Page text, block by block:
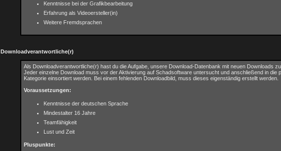
Kenntnisse bei der Grafikbearbeitung
Erfahrung als Videoersteller(in)
Weitere Fremdsprachen
Downloadverantwortliche(r)
Als Downloadverantwortliche(r) hast du die Aufgabe, unsere Download-Datenbank mit neuen Downloads
Jeder einzelne Download muss vor der Aktivierung auf Schadsoftware untersucht und anschließend in die
Kategorie einsortiert werden. Bei einem fehlenden Downloadbild, muss dieses eigenständig erstellt werden.
Voraussetzungen:
Kenntnisse der deutschen Sprache
Mindestalter 16 Jahre
Teamfähigkeit
Lust und Zeit
Pluspunkte: